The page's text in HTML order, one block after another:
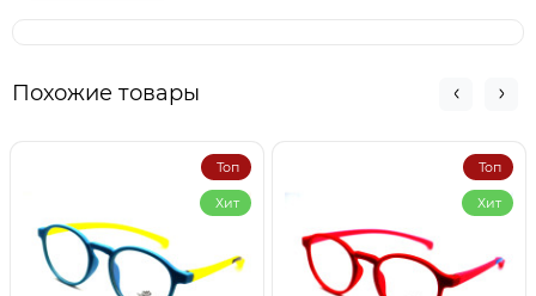
Похожие товары
Топ
Хит
Топ
Хит